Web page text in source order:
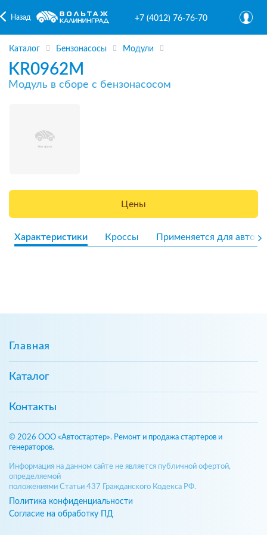
Назад +7 (4012) 76-76-70
Каталог Бензонасосы Модули
KR0962M
Модуль в сборе с бензонасосом
Цены
Характеристики Кроссы Применяется для авто
Главная
Каталог
Контакты
© 2026 ООО «Автостартер». Ремонт и продажа стартеров и
генераторов.
Информация на данном сайте не является публичной офертой,
определяемой
положениями Статьи 437 Гражданского Кодекса РФ.
Политика конфиденциальности
Согласие на обработку ПД